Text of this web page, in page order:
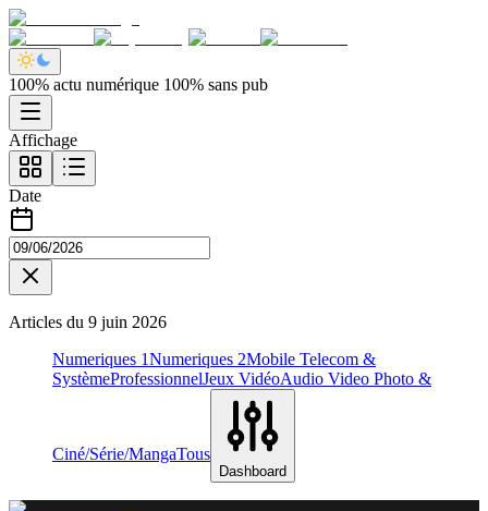
100% actu numérique 100% sans pub
Affichage
Date
Articles du 9 juin 2026
Numeriques 1Numeriques 2Mobile Telecom &
SystèmeProfessionnelJeux VidéoAudio Video Photo &
Ciné/Série/MangaTous
Dashboard